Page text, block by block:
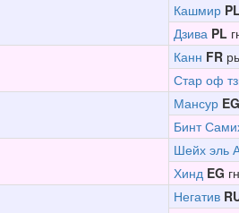
Кашмир PL
Дзива PL
Канн FR
Стар оф
Мансур EG
Бинт
Шейх эль
Хинд EG
Негатив